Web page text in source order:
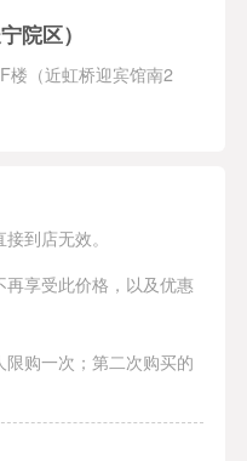
院区）
楼（近虹桥迎宾馆南2
到店无效。
享受此价格，以及优惠
购一次；第二次购买的